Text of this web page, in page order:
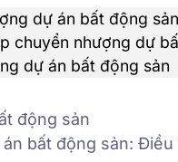
dự án bất động sản
chuyển nhượng dự
dự án bất động sản
bất động sản: